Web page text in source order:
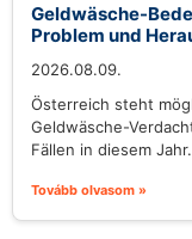
Geldwäsche-
Problem und
2026.08.09.
Österreich steht
Geldwäsche-
Fällen in diesem
Tovább olvasom »